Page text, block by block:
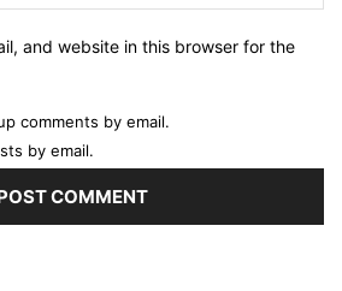
and website in this browser for the
comments by email.
by email.